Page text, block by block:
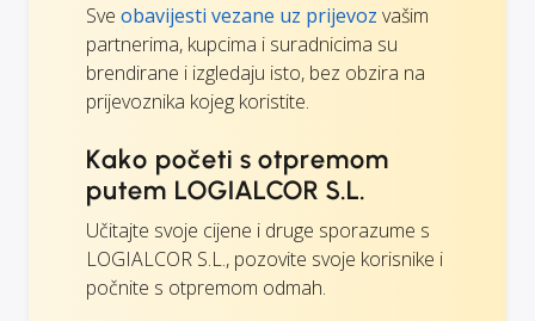
Sve obavijesti vezane uz prijevoz vašim
partnerima, kupcima i suradnicima su
brendirane i izgledaju isto, bez obzira na
prijevoznika kojeg koristite.
Kako početi s otpremom
putem LOGIALCOR S.L.
Učitajte svoje cijene i druge sporazume s
LOGIALCOR S.L., pozovite svoje korisnike i
počnite s otpremom odmah.